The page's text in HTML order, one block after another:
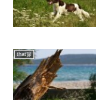
that節